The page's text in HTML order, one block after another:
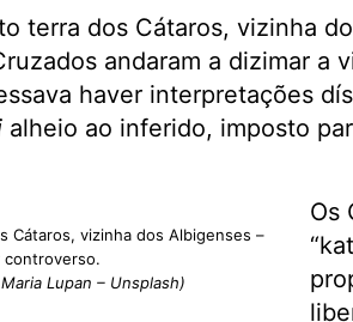
terra dos Cátaros, vizinha
andaram a dizimar a
haver interpretações
alheio ao inferido, imposto
Cátaros, vizinha dos Albigenses –
controverso.
Lupan – Unsplash)
Os